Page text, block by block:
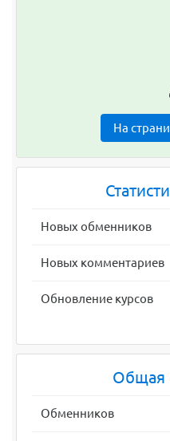
На
Новых обменников
Новых комментариев
Обновление курсов
Общая
Обменников